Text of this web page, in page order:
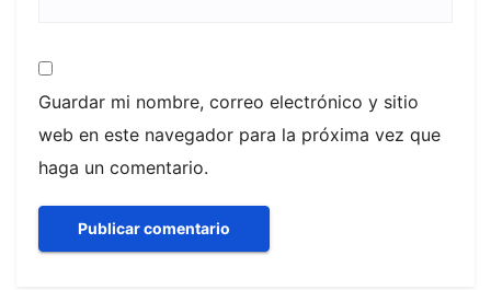
Guardar mi nombre, correo electrónico y sitio
web en este navegador para la próxima vez que
haga un comentario.